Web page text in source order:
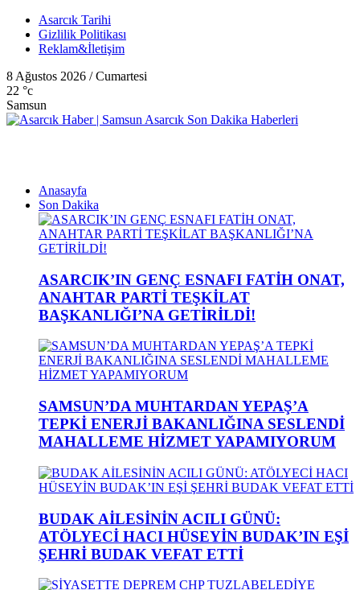
Asarcık Tarihi
Gizlilik Politikası
Reklam&İletişim
8 Ağustos 2026 / Cumartesi
22 °c
Samsun
Anasayfa
Son Dakika
ASARCIK’IN GENÇ ESNAFI FATİH ONAT,
ANAHTAR PARTİ TEŞKİLAT
BAŞKANLIĞI’NA GETİRİLDİ!
SAMSUN’DA MUHTARDAN YEPAŞ’A
TEPKİ ENERJİ BAKANLIĞINA SESLENDİ
MAHALLEME HİZMET YAPAMIYORUM
BUDAK AİLESİNİN ACILI GÜNÜ:
ATÖLYECİ HACI HÜSEYİN BUDAK’IN EŞİ
ŞEHRİ BUDAK VEFAT ETTİ